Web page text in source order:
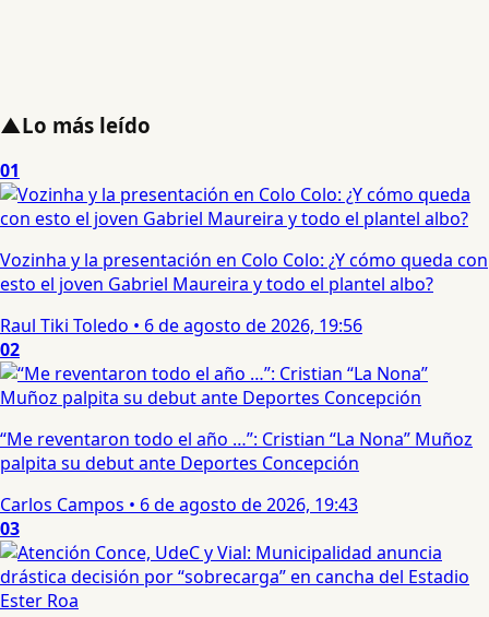
▲Lo más leído
01
Vozinha y la presentación en Colo Colo: ¿Y cómo queda con
esto el joven Gabriel Maureira y todo el plantel albo?
Raul Tiki Toledo • 6 de agosto de 2026, 19:56
02
“Me reventaron todo el año …”: Cristian “La Nona” Muñoz
palpita su debut ante Deportes Concepción
Carlos Campos • 6 de agosto de 2026, 19:43
03